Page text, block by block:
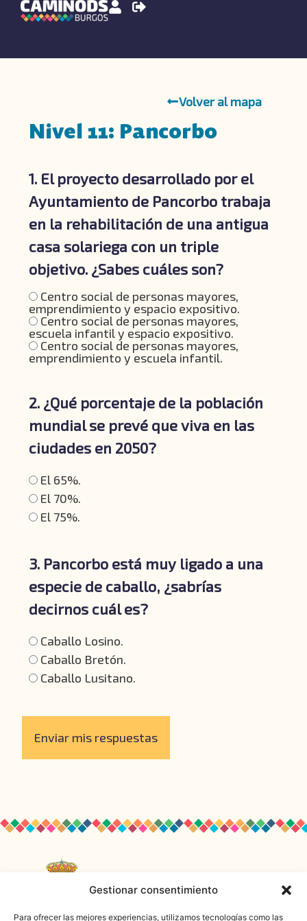
Gestionar consentimiento
Para ofrecer las mejores experiencias, utilizamos tecnologías como las
Nivel 11: Pancorbo
Volver al mapa
1. El proyecto desarrollado por el
Ayuntamiento de Pancorbo trabaja
en la rehabilitación de una antigua
casa solariega con un triple
objetivo. ¿Sabes cuáles son?
Centro social de personas mayores,
emprendimiento y espacio expositivo.
Centro social de personas mayores,
escuela infantil y espacio expositivo.
Centro social de personas mayores,
emprendimiento y escuela infantil.
2. ¿Qué porcentaje de la población
mundial se prevé que viva en las
ciudades en 2050?
El 65%.
El 70%.
El 75%.
3. Pancorbo está muy ligado a una
especie de caballo, ¿sabrías
decirnos cuál es?
Caballo Losino.
Caballo Bretón.
Caballo Lusitano.
Enviar mis respuestas